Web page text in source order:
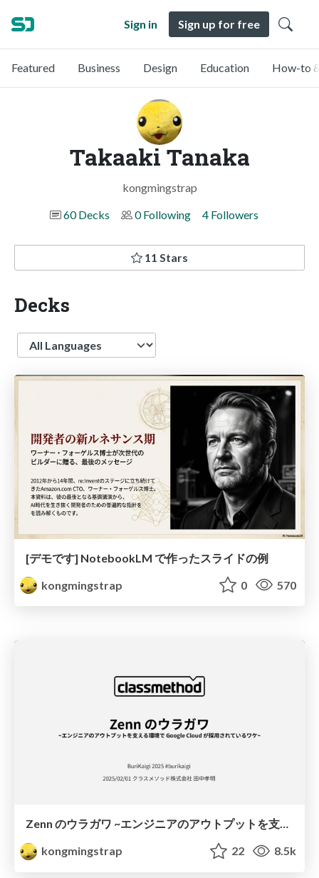
Sign in Sign up for free
Featured Business Design Education How-to
Takaaki Tanaka
kongmingstrap
60 Decks
0 Following 4 Followers
11 Stars
Decks
Language
[デモです] NotebookLM で作ったスライドの例
kongmingstrap
0 570
Zenn のウラガワ ~エンジニアのアウトプットを支える環境で Google Cloud が採用されているワケ~ #burikaigi #burikaigi_h
kongmingstrap
22 8.5k